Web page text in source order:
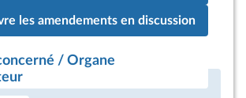
les amendements en discussion
/ Organe